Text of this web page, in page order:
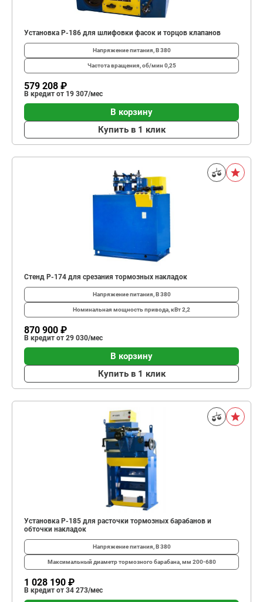
Установка Р-186 для шлифовки фасок и торцов клапанов
Напряжение питания, В380
Частота вращения, об/мин 0,25
579 208 ₽
В кредит от 19 307/мес
В корзину
Купить в 1 клик
Стенд Р-174 для срезания тормозных накладок
Напряжение питания, В380
Номинальная мощность привода, кВт2,2
870 900 ₽
В кредит от 29 030/мес
В корзину
Купить в 1 клик
Установка Р-185 для расточки тормозных барабанов и
обточки накладок
Напряжение питания, В380
Максимальный диаметр тормозного барабана, мм 200-680
1 028 190 ₽
В кредит от 34 273/мес